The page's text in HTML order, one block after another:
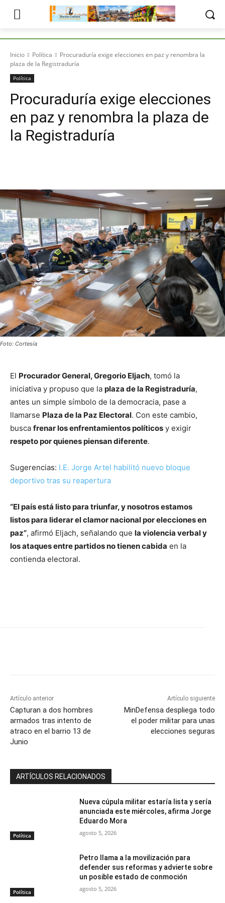
Inicio Política
Procuraduría exige elecciones en paz y renombra la
plaza de la Registraduría
Política
Procuraduría exige elecciones
en paz y renombra la plaza de
la Registraduría
Foto: Cortesía
El Procurador General, Gregorio Eljach, tomó la
iniciativa y propuso que la plaza de la Registraduría,
antes un simple símbolo de la democracia, pase a
llamarse Plaza de la Paz Electoral. Con este cambio,
busca frenar los enfrentamientos políticos y exigir
respeto por quienes piensan diferente.
Sugerencias: I.E. Jorge Artel habilitó nuevo bloque
deportivo tras su reapertura
“El país está listo para triunfar, y nosotros estamos
listos para liderar el clamor nacional por elecciones en
paz”, afirmó Eljach, señalando que la violencia verbal y
los ataques entre partidos no tienen cabida en la
contienda electoral.
Artículo anterior
Capturan a dos hombres
armados tras intento de
atraco en el barrio 13 de
Junio
Artículo siguiente
MinDefensa despliega todo
el poder militar para unas
elecciones seguras
ARTÍCULOS RELACIONADOS
Política
Nueva cúpula militar estaría lista y sería
anunciada este miércoles, afirma Jorge
Eduardo Mora
agosto 5, 2026
Política
Petro llama a la movilización para
defender sus reformas y advierte sobre
un posible estado de conmoción
agosto 5, 2026